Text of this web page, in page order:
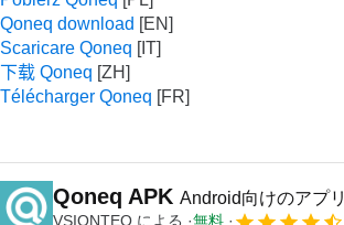
Qoneq download
Scaricare Qoneq
下载 Qoneq
Télécharger Qoneq
Qoneq APK Android向けのアプリ
VSIONTEQ による 無料